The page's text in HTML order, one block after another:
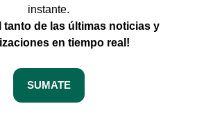
instante.
tanto de las últimas noticias y
en tiempo real!
SUMATE